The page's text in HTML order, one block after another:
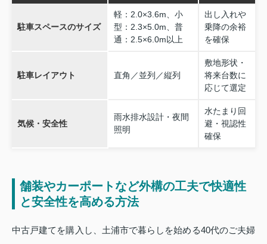
駐車スペースのサイズ
軽：2.0×3.6m、小
型：2.3×5.0m、普
通：2.5×6.0m以上
出し入れや
乗降の余裕
を確保
駐車レイアウト 直角／並列／縦列
敷地形状・
将来台数に
応じて選定
気候・安全性
雨水排水設計・夜間
照明
水たまり回
避・視認性
確保
舗装やカーポートなど外構の工夫で快適性
と安全性を高める方法
中古戸建てを購入し、土浦市で暮らしを始める40代のご夫婦